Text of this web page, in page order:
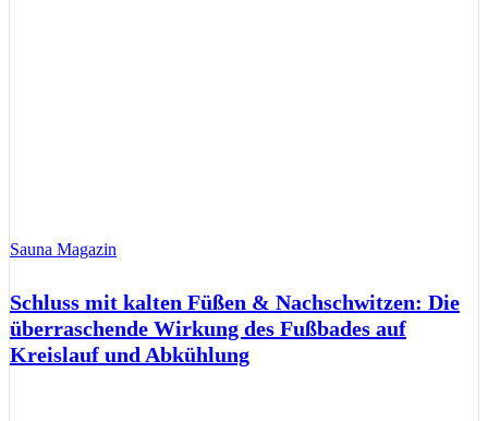
Sauna Magazin
Schluss mit kalten Füßen & Nachschwitzen: Die
überraschende Wirkung des Fußbades auf
Kreislauf und Abkühlung